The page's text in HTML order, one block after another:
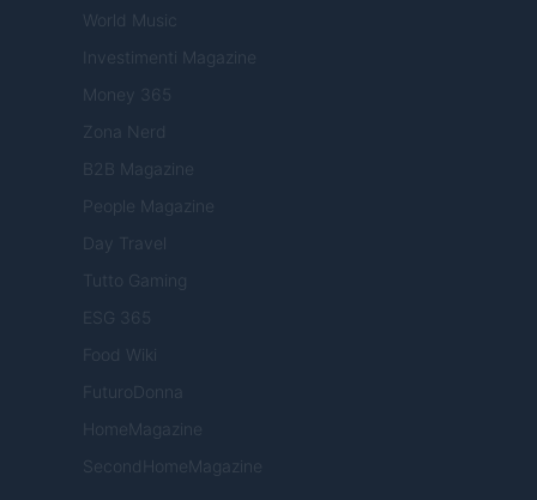
World Music
Investimenti Magazine
Money 365
Zona Nerd
B2B Magazine
People Magazine
Day Travel
Tutto Gaming
ESG 365
Food Wiki
FuturoDonna
HomeMagazine
SecondHomeMagazine